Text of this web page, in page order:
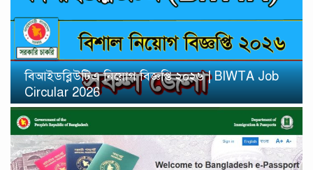
বিআইডব্লিউটিএ নিয়োগ বিজ্ঞপ্তি ২০২৬ | BIWTA Job
Circular 2026